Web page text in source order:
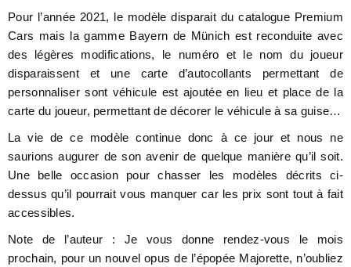
Pour l’année 2021, le modèle disparait du catalogue Premium
Cars mais la gamme Bayern de Münich est reconduite avec
des légères modifications, le numéro et le nom du joueur
disparaissent et une carte d’autocollants permettant de
personnaliser sont véhicule est ajoutée en lieu et place de la
carte du joueur, permettant de décorer le véhicule à sa guise…
La vie de ce modèle continue donc à ce jour et nous ne
saurions augurer de son avenir de quelque manière qu’il soit.
Une belle occasion pour chasser les modèles décrits ci-
dessus qu’il pourrait vous manquer car les prix sont tout à fait
accessibles.
Note de l’auteur : Je vous donne rendez-vous le mois
prochain, pour un nouvel opus de l’épopée Majorette, n’oubliez